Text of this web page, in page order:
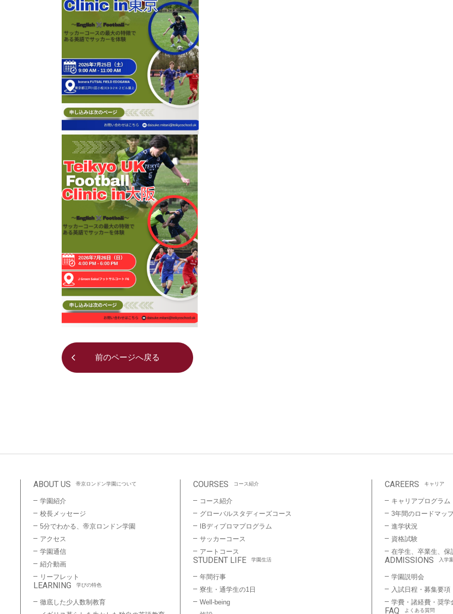
前のページへ戻る
ABOUT US 帝京ロンドン学園について
学園紹介
校長メッセージ
5分でわかる、帝京ロンドン学園
アクセス
学園通信
紹介動画
リーフレット
LEARNING 学びの特色
徹底した少人数制教育
COURSES コース紹介
コース紹介
グローバルスタディーズコース
IBディプロマプログラム
サッカーコース
アートコース
STUDENT LIFE 学園生活
年間行事
寮生・通学生の1日
Well-being
CAREERS キャリア
キャリアプログラム
3年間のロードマッ
進学状況
資格試験
在学生、卒業生、保
ADMISSIONS 入学
学園説明会
入試日程・募集要項
学費・諸経費・奨学
FAQ よくある質問